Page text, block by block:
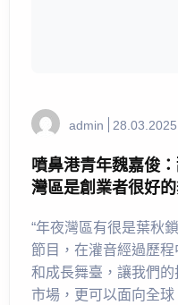
admin 28.03.2025
噴鼻港青年魏嘉俊
灣區是創業者很好
“年夜灣區有很是葉秋
節目，在灌音經過歷
和成長舞臺，讓我們
市場，更可以面向全